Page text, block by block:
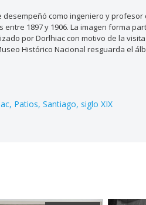
como ingeniero y profesor
1897 y 1906. La imagen forma
por Dorlhiac con motivo de la
Histórico Nacional resguarda el
Patios Santiago siglo XIX